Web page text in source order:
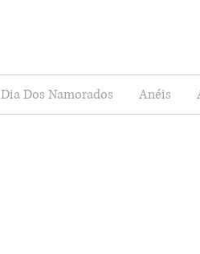
Dia Dos Namorados Anéis